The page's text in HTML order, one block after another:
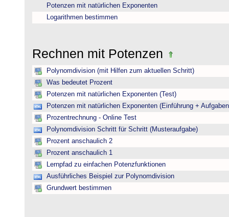
Potenzen mit natürlichen Exponenten
Logarithmen bestimmen
Rechnen mit Potenzen
Polynomdivision (mit Hilfen zum aktuellen Schritt)
Was bedeutet Prozent
Potenzen mit natürlichen Exponenten (Test)
Potenzen mit natürlichen Exponenten (Einführung +
Prozentrechnung - Online Test
Polynomdivision Schritt für Schritt (Musteraufgabe)
Prozent anschaulich 2
Prozent anschaulich 1
Lernpfad zu einfachen Potenzfunktionen
Ausführliches Beispiel zur Polynomdivision
Grundwert bestimmen